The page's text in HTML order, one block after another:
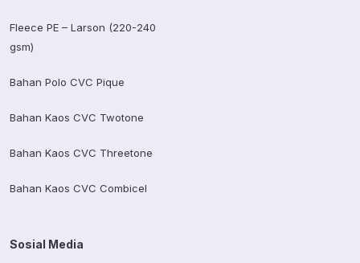
Fleece PE – Larson (220-240
gsm)
Bahan Polo CVC Pique
Bahan Kaos CVC Twotone
Bahan Kaos CVC Threetone
Bahan Kaos CVC Combicel
Sosial Media